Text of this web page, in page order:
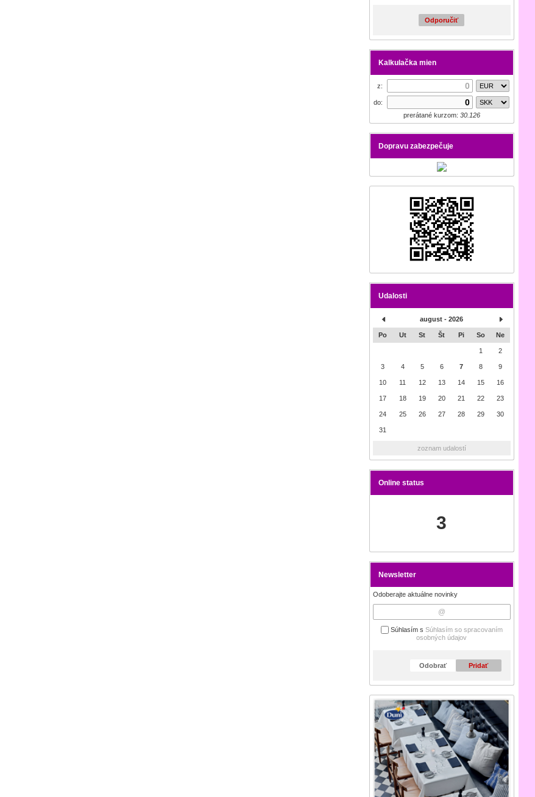
Odporučiť
Kalkulačka mien
z:
do:
prerátané kurzom: 30.126
Dopravu zabezpečuje
Udalosti
august - 2026
Po Ut St Št Pi So Ne
1 2
3 4 5 6 7 8 9
10 11 12 13 14 15 16
17 18 19 20 21 22 23
24 25 26 27 28 29 30
31
zoznam udalostí
Online status
3
Newsletter
Odoberajte aktuálne novinky
Súhlasím s Súhlasím so spracovaním
osobných údajov
Odobrať Pridať